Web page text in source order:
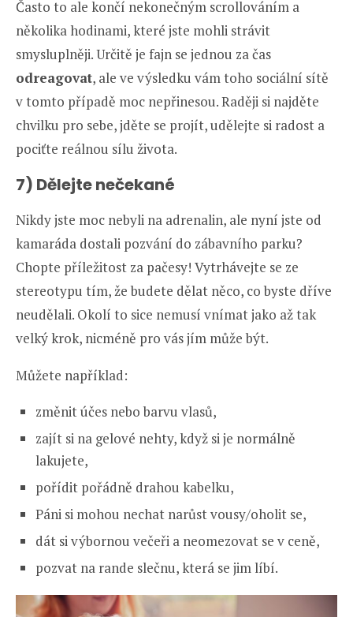
Často to ale končí nekonečným scrollováním a
několika hodinami, které jste mohli strávit
smysluplněji. Určitě je fajn se jednou za čas
odreagovat, ale ve výsledku vám toho sociální sítě
v tomto případě moc nepřinesou. Raději si najděte
chvilku pro sebe, jděte se projít, udělejte si radost a
pociťte reálnou sílu života.
7) Dělejte nečekané
Nikdy jste moc nebyli na adrenalin, ale nyní jste od
kamaráda dostali pozvání do zábavního parku?
Chopte příležitost za pačesy! Vytrhávejte se ze
stereotypu tím, že budete dělat něco, co byste dříve
neudělali. Okolí to sice nemusí vnímat jako až tak
velký krok, nicméně pro vás jím může být.
Můžete například:
změnit účes nebo barvu vlasů,
zajít si na gelové nehty, když si je normálně
lakujete,
pořídit pořádně drahou kabelku,
Páni si mohou nechat narůst vousy/oholit se,
dát si výbornou večeři a neomezovat se v ceně,
pozvat na rande slečnu, která se jim líbí.